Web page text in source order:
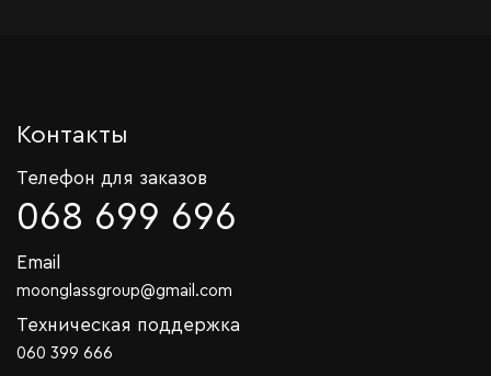
Контакты
Телефон для заказов
068 699 696
Email
moonglassgroup@gmail.com
Техническая поддержка
060 399 666